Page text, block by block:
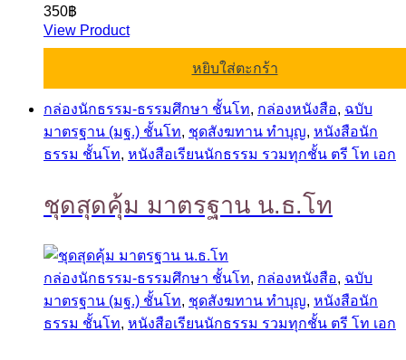
350฿
View Product
หยิบใส่ตะกร้า
กล่องนักธรรม-ธรรมศึกษา ชั้นโท, กล่องหนังสือ, ฉบับ
มาตรฐาน (มฐ.) ชั้นโท, ชุดสังฆทาน ทำบุญ, หนังสือนัก
ธรรม ชั้นโท, หนังสือเรียนนักธรรม รวมทุกชั้น ตรี โท เอก
ชุดสุดคุ้ม มาตรฐาน น.ธ.โท
กล่องนักธรรม-ธรรมศึกษา ชั้นโท, กล่องหนังสือ, ฉบับ
มาตรฐาน (มฐ.) ชั้นโท, ชุดสังฆทาน ทำบุญ, หนังสือนัก
ธรรม ชั้นโท, หนังสือเรียนนักธรรม รวมทุกชั้น ตรี โท เอก